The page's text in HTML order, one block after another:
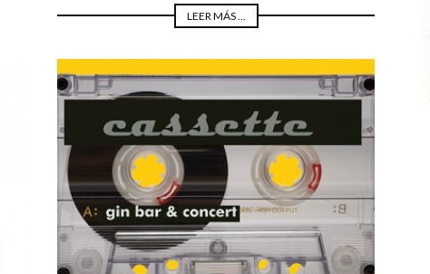
LEER MÁS ...